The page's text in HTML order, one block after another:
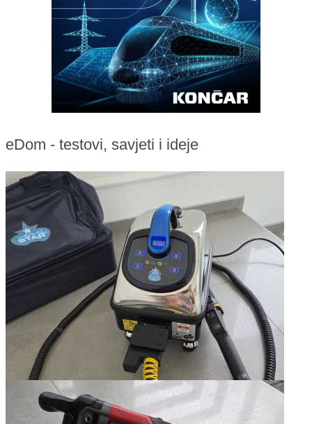
eDom - testovi, savjeti i ideje